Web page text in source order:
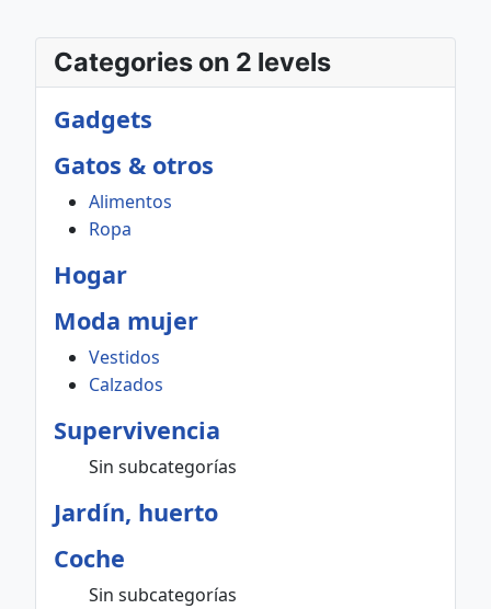
Categories on 2 levels
Gadgets
Gatos & otros
Alimentos
Ropa
Hogar
Moda mujer
Vestidos
Calzados
Supervivencia
Sin subcategorías
Jardín, huerto
Coche
Sin subcategorías